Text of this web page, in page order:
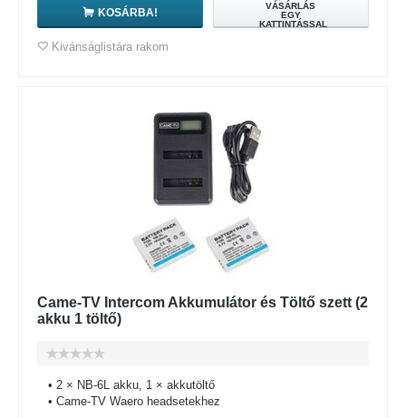
KOSÁRBA!
VÁSÁRLÁS
EGY
KATTINTÁSSAL
Kivánságlistára rakom
Came-TV Intercom Akkumulátor és Töltő szett (2
akku 1 töltő)
• 2 × NB-6L akku, 1 × akkutöltő
• Came-TV Waero headsetekhez